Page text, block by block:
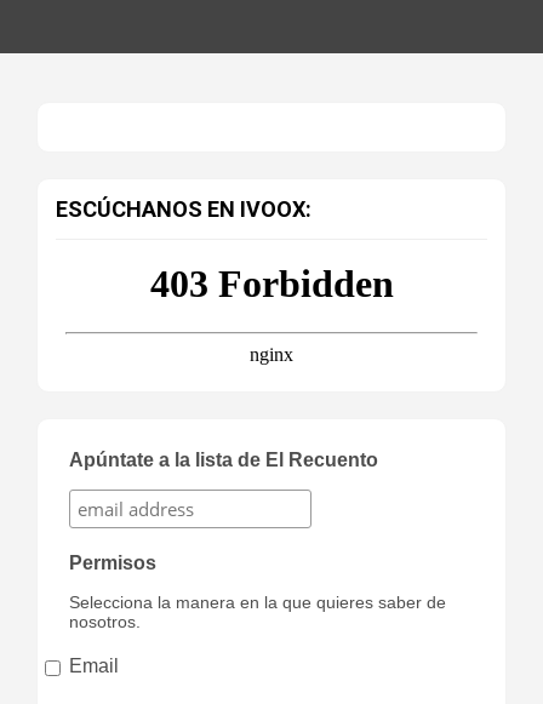
ESCÚCHANOS EN IVOOX:
Apúntate a la lista de El Recuento
Permisos
Selecciona la manera en la que quieres saber de
nosotros.
Email